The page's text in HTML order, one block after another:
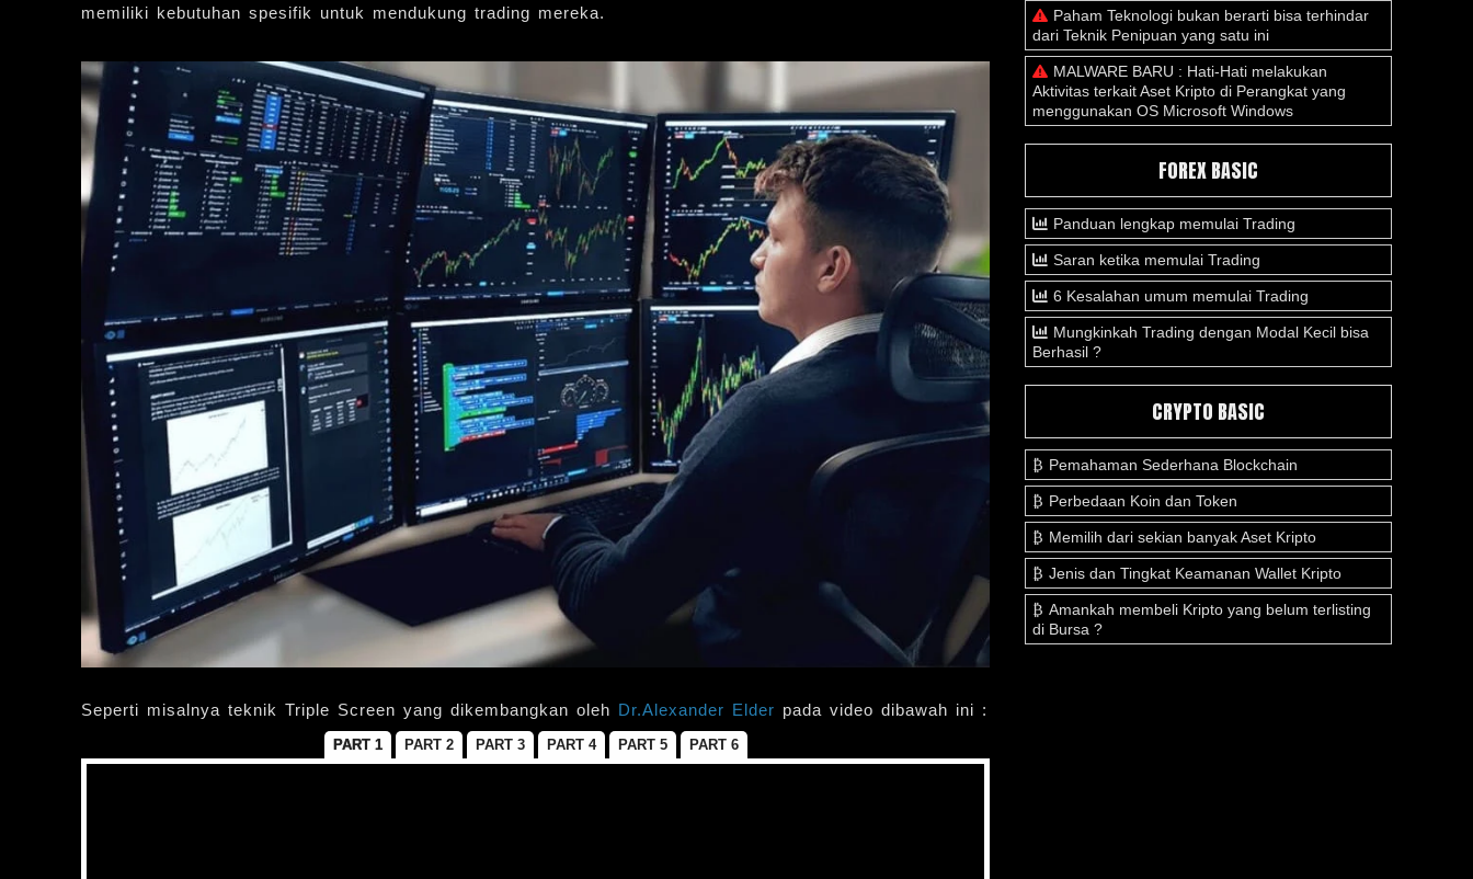
memiliki kebutuhan spesifik untuk mendukung trading mereka.
Seperti misalnya teknik Triple Screen yang dikembangkan oleh Dr.Alexander Elder pada video dibawah ini :
PART 1 PART 2 PART 3 PART 4 PART 5 PART 6
Paham Teknologi bukan berarti bisa terhindar
dari Teknik Penipuan yang satu ini
MALWARE BARU : Hati-Hati melakukan
Aktivitas terkait Aset Kripto di Perangkat yang
menggunakan OS Microsoft Windows
FOREX BASIC
Panduan lengkap memulai Trading
Saran ketika memulai Trading
6 Kesalahan umum memulai Trading
Mungkinkah Trading dengan Modal Kecil bisa
Berhasil ?
CRYPTO BASIC
Pemahaman Sederhana Blockchain
Perbedaan Koin dan Token
Memilih dari sekian banyak Aset Kripto
Jenis dan Tingkat Keamanan Wallet Kripto
Amankah membeli Kripto yang belum terlisting
di Bursa ?